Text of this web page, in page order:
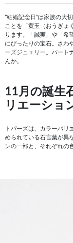
”結婚記念日”は家族の大
ことを「黄玉（おうぎょ
ります。「誠実」や「希
にぴったりの宝石。さわ
ーズジュエリー。パート
んか。
11月の誕生
リエーショ
トパーズは、カラーバリ
められている石言葉が異
ンの一部と、それぞれの